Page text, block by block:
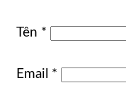
Tên *
Email *